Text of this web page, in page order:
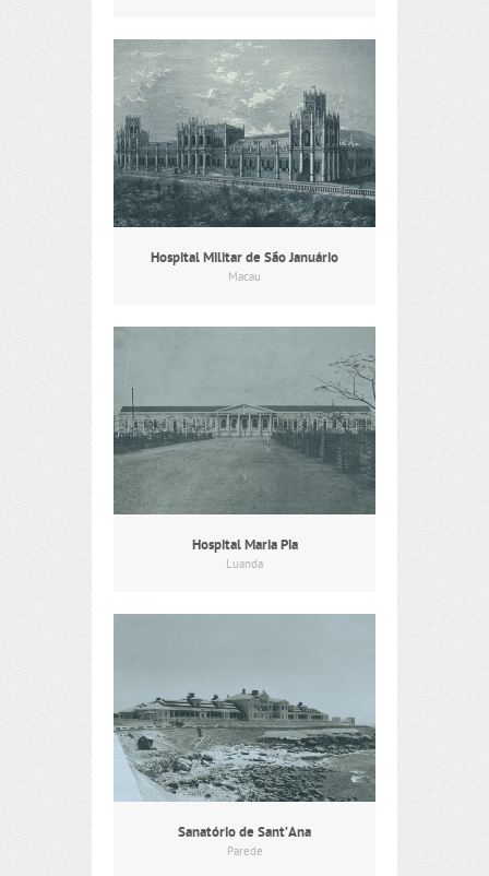
Hospital Militar de São Januário
Macau
Hospital Maria Pia
Luanda
Sanatório de Sant’Ana
Parede